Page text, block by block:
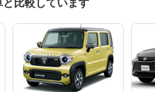
比較しています